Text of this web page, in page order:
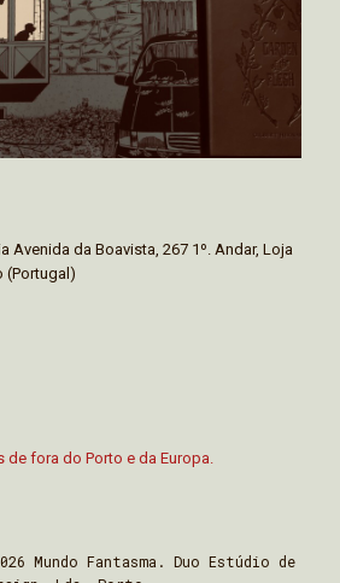
Avenida da Boavista, 267 1º. Andar, Loja
(Portugal)
de fora do Porto e da Europa.
Mundo Fantasma. Duo Estúdio de